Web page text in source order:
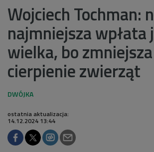
Wojciech Tochman:
najmniejsza wpłata
wielka, bo zmniejsza
cierpienie zwierząt
ostatnia aktualizacja:
14.12.2024 13:44